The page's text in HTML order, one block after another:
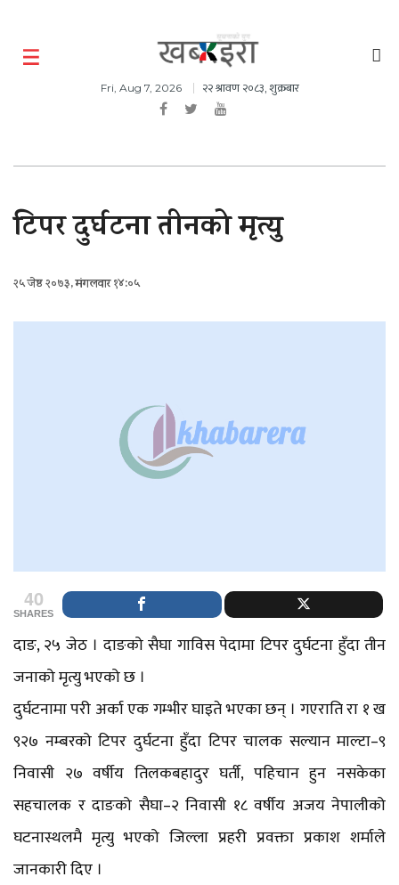
Fri, Aug 7, 2026 २२ श्रावण २०८३, शुक्रबार
टिपर दुर्घटना तीनको मृत्यु
२५ जेष्ठ २०७३, मंगलवार १४:०५
40
SHARES
दाङ, २५ जेठ । दाङको सैघा गाविस पेदामा टिपर दुर्घटना हुँदा तीन
जनाको मृत्यु भएको छ ।
दुर्घटनामा परी अर्का एक गम्भीर घाइते भएका छन् । गएराति रा १ ख
९२७ नम्बरको टिपर दुर्घटना हुँदा टिपर चालक सल्यान माल्टा–९
निवासी २७ वर्षीय तिलकबहादुर घर्ती, पहिचान हुन नसकेका
सहचालक र दाङको सैघा–२ निवासी १८ वर्षीय अजय नेपालीको
घटनास्थलमै मृत्यु भएको जिल्ला प्रहरी प्रवक्ता प्रकाश शर्माले
जानकारी दिए ।